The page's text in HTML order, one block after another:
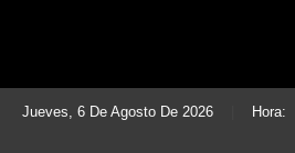
Jueves, 6 De Agosto De 2026 Hora: